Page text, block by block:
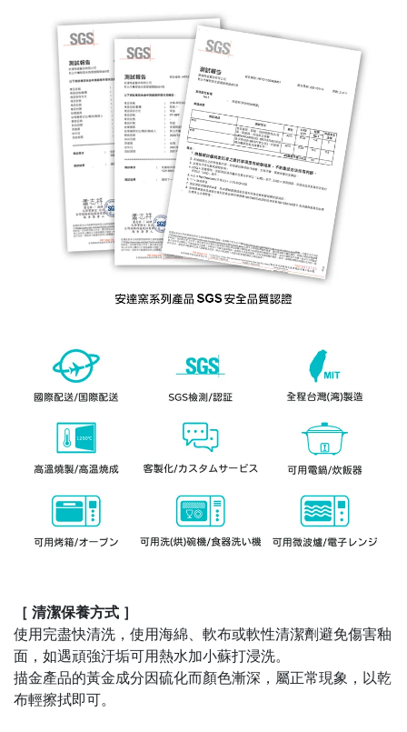
［ 清潔保養方式 ］
使用完盡快清洗，使用海綿、軟布或軟性清潔劑避免傷害釉
面，如遇頑強汙垢可用熱水加小蘇打浸洗。
描金產品的黃金成分因硫化而顏色漸深，屬正常現象，以乾
布輕擦拭即可。